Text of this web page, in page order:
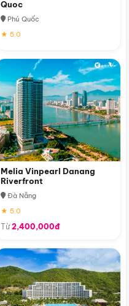
Quoc
Phú Quốc
★ 5.0
Melia Vinpearl Danang
Riverfront
Đà Nẵng
★ 5.0
Từ2,400,000đ